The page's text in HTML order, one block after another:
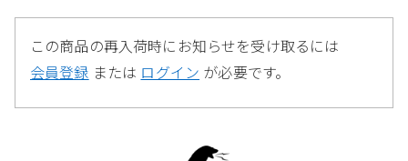
この商品の再入荷時にお知らせを受け取るには
会員登録 または ログイン が必要です。